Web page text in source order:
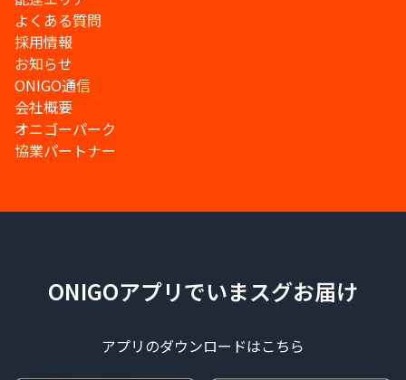
よくある質問
採用情報
お知らせ
ONIGO通信
会社概要
オニゴーパーク
協業パートナー
ONIGOアプリでいまスグお届け
アプリのダウンロードはこちら